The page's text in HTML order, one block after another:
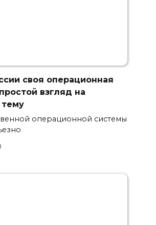
своя операционная
взгляд на
операционной системы